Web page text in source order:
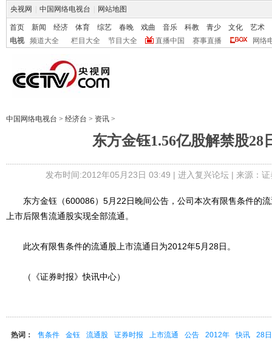
央视网 中国网络电视台 网站地图
首页 新闻 经济 体育 综艺 春晚 戏曲 音乐 科教 青少 文化
艺术
电视
频道大全 栏目大全 节目大全 直播中国 赛事直播 网络
中国网络电视台 > 经济台 > 资讯 >
东方金钰1.56亿股解禁股28
发布时间:2012年05月23日 03:49 | 进入复兴论坛| 来源：
东方金钰（600086）5月22日晚间公告，公司本次有限售条件的流
上市后限售流通股实现全部流通。
此次有限售条件的流通股上市流通日为2012年5月28日。
（《证券时报》快讯中心）
热词： 售条件 金钰 流通股 证券时报 上市流通 公告 2012年 快讯 28日